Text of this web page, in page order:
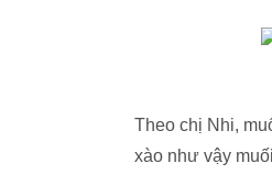
Theo chị Nhi,
xào như vậy